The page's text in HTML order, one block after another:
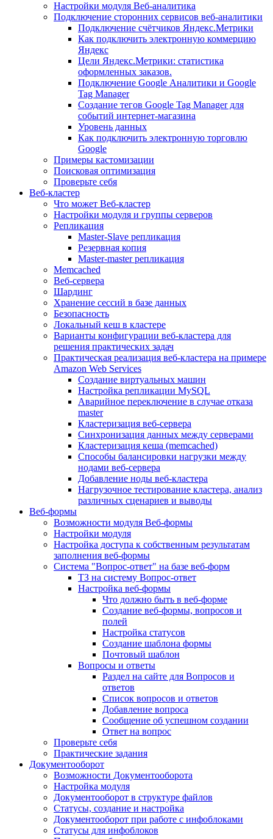
Настройки модуля Веб-аналитика
Подключение сторонних сервисов веб-аналитики
Подключение счётчиков Яндекс.Метрики
Как подключить электронную коммерцию
Яндекс
Цели Яндекс.Метрики: статистика
оформленных заказов.
Подключение Google Аналитики и Google
Tag Manager
Создание тегов Google Tag Manager для
событий интернет-магазина
Уровень данных
Как подключить электронную торговлю
Google
Примеры кастомизации
Поисковая оптимизация
Проверьте себя
Веб-кластер
Что может Веб-кластер
Настройки модуля и группы серверов
Репликация
Master-Slave репликация
Резервная копия
Master-master репликация
Memcached
Веб-сервера
Шардинг
Хранение сессий в базе данных
Безопасность
Локальный кеш в кластере
Варианты конфигурации веб-кластера для
решения практических задач
Практическая реализация веб-кластера на примере
Amazon Web Services
Создание виртуальных машин
Настройка репликации MySQL
Аварийное переключение в случае отказа
master
Кластеризация веб-сервера
Синхронизация данных между серверами
Кластеризация кеша (memcached)
Способы балансировки нагрузки между
нодами веб-сервера
Добавление ноды веб-кластера
Нагрузочное тестирование кластера, анализ
различных сценариев и выводы
Веб-формы
Возможности модуля Веб-формы
Настройки модуля
Настройка доступа к собственным результатам
заполнения веб-формы
Система "Вопрос-ответ" на базе веб-форм
ТЗ на систему Вопрос-ответ
Настройка веб-формы
Что должно быть в веб-форме
Создание веб-формы, вопросов и
полей
Настройка статусов
Создание шаблона формы
Почтовый шаблон
Вопросы и ответы
Раздел на сайте для Вопросов и
ответов
Список вопросов и ответов
Добавление вопроса
Сообщение об успешном создании
Ответ на вопрос
Проверьте себя
Практические задания
Документооборот
Возможности Документооборота
Настройка модуля
Документооборот в структуре файлов
Статусы, создание и настройка
Документооборот при работе с инфоблоками
Статусы для инфоблоков